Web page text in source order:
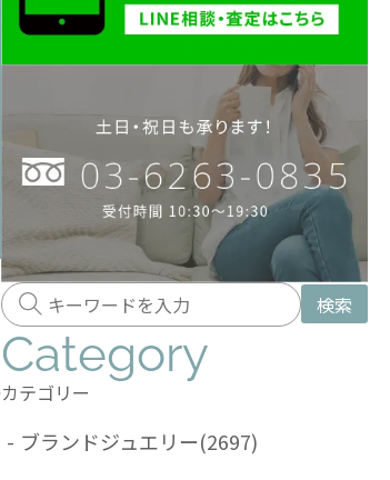
検索
Category
カテゴリー
- ブランドジュエリー(2697)